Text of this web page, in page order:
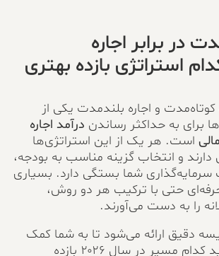
در برابر اجاره
استراتژی بازده بهتری
کوتاه‌مدت و اجاره بلندمدت یکی از
برای به حداکثر رساندن درآمد اجاره
است. هر یک از این استراتژی‌ها
دارند و انتخاب گزینه مناسب به بودجه،
شما بستگی دارد. بسیاری
حرفه‌ای حتی با ترکیب هر دو روش،
را به دست می‌آورند.
دقیق ارائه می‌شود تا به شما کمک
کند تصمیم بگیرید کدام مسیر در سال ۲۰۲۶ بازده